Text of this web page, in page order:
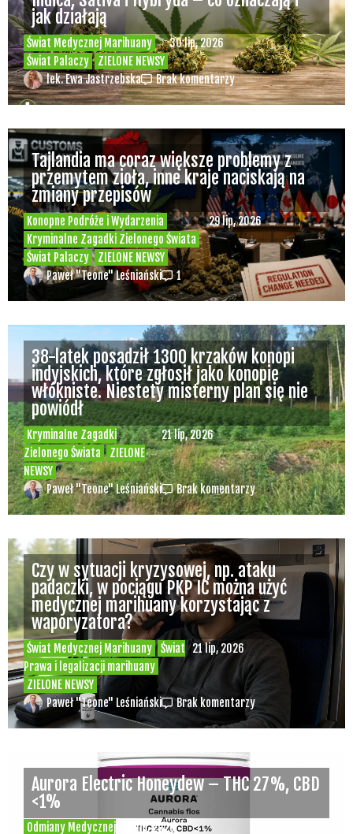
Świat Medycznej Marihuany
Świat Palaczy
ZIELONE NEWSY
30 lip, 2026
jak działają
lek. Ewa Jastrzebska Brak komentarzy
Konopne Podróże i Wydarzenia
Kryminalne Zagadki Zielonego Świata
Świat Palaczy
ZIELONE NEWSY
29 lip, 2026
Tajlandia ma coraz większe problemy z
przemytem zioła, inne kraje naciskają na
zmiany przepisów
Paweł "Teone" Leśniański 1
Kryminalne Zagadki
Zielonego Świata
ZIELONE
NEWSY
21 lip, 2026
38-latek posadził 1300 krzaków konopi
indyjskich, które zgłosił jako konopie
włókniste. Niestety misterny plan się nie
powiódł
Paweł "Teone" Leśniański Brak komentarzy
Świat Medycznej Marihuany
Świat
Prawa i legalizacji marihuany
ZIELONE NEWSY
21 lip, 2026
Czy w sytuacji kryzysowej, np. ataku
padaczki, w pociągu PKP IC można użyć
medycznej marihuany korzystając z
waporyzatora?
Paweł "Teone" Leśniański Brak komentarzy
Odmiany Medycznej 20 lip, 2026
Aurora Electric Honeydew – THC 27%, CBD
<1%